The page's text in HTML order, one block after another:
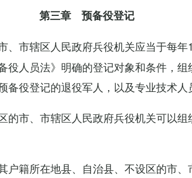
第三章 预备役登记
、市辖区人民政府兵役机关应当于每
役人员法》明确的登记对象和条件，
役登记的退役军人，以及专业技术人
的市、市辖区人民政府兵役机关可以
户籍所在地县、自治县、不设区的市